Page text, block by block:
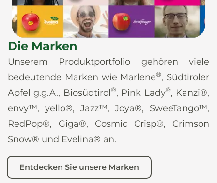
Die Marken
Unserem Produktportfolio gehören viele
bedeutende Marken wie Marlene®, Südtiroler
Apfel g.g.A., Biosüdtirol®, Pink Lady®, Kanzi®,
envy™, yello®, Jazz™, Joya®, SweeTango™,
RedPop®, Giga®, Cosmic Crisp®, Crimson
Snow® und Evelina® an.
Entdecken Sie unsere Marken